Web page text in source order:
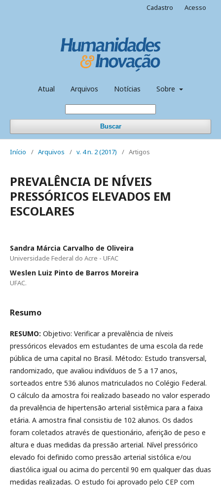
Atual Arquivos Notícias Sobre
Buscar
Cadastro Acesso
Início / Arquivos / v. 4 n. 2 (2017) / Artigos
PREVALÊNCIA DE NÍVEIS
PRESSÓRICOS ELEVADOS EM
ESCOLARES
Sandra Márcia Carvalho de Oliveira
Universidade Federal do Acre - UFAC
Weslen Luiz Pinto de Barros Moreira
UFAC.
Resumo
RESUMO: Objetivo: Verificar a prevalência de níveis
pressóricos elevados em estudantes de uma escola da rede
pública de uma capital no Brasil. Método: Estudo transversal,
randomizado, que avaliou indivíduos de 5 a 17 anos,
sorteados entre 536 alunos matriculados no Colégio Federal.
O cálculo da amostra foi realizado baseado no valor esperado
da prevalência de hipertensão arterial sistêmica para a faixa
etária. A amostra final consistiu de 102 alunos. Os dados
foram coletados através de questionário, aferição de peso e
altura e duas medidas da pressão arterial. Nível pressórico
elevado foi definido como pressão arterial sistólica e/ou
diastólica igual ou acima do percentil 90 em qualquer das duas
medidas realizadas. O estudo foi aprovado pelo CEP com